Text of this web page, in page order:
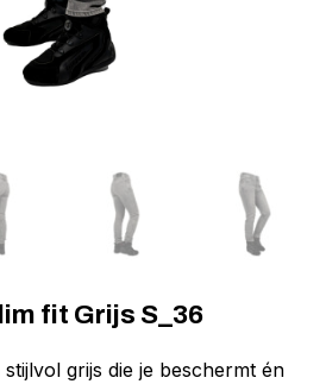
fit Grijs S_36
grijs die je beschermt én